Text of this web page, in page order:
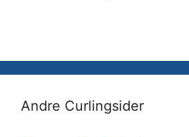
Andre Curlingsider